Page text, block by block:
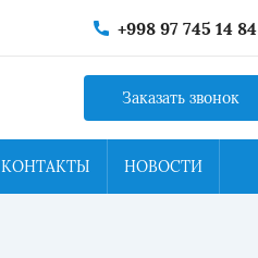
+998 97 745 14 84
Заказать звонок
КОНТАКТЫ НОВОСТИ